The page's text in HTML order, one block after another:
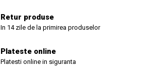
Retur produse
In 14 zile de la primirea produselor
Plateste online
Platesti online in siguranta